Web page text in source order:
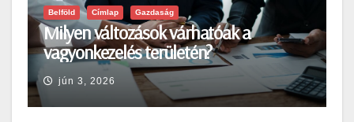
Belföld Címlap Gazdaság
Milyen változások várhatóak a
vagyonkezelés területén?
jún 3, 2026